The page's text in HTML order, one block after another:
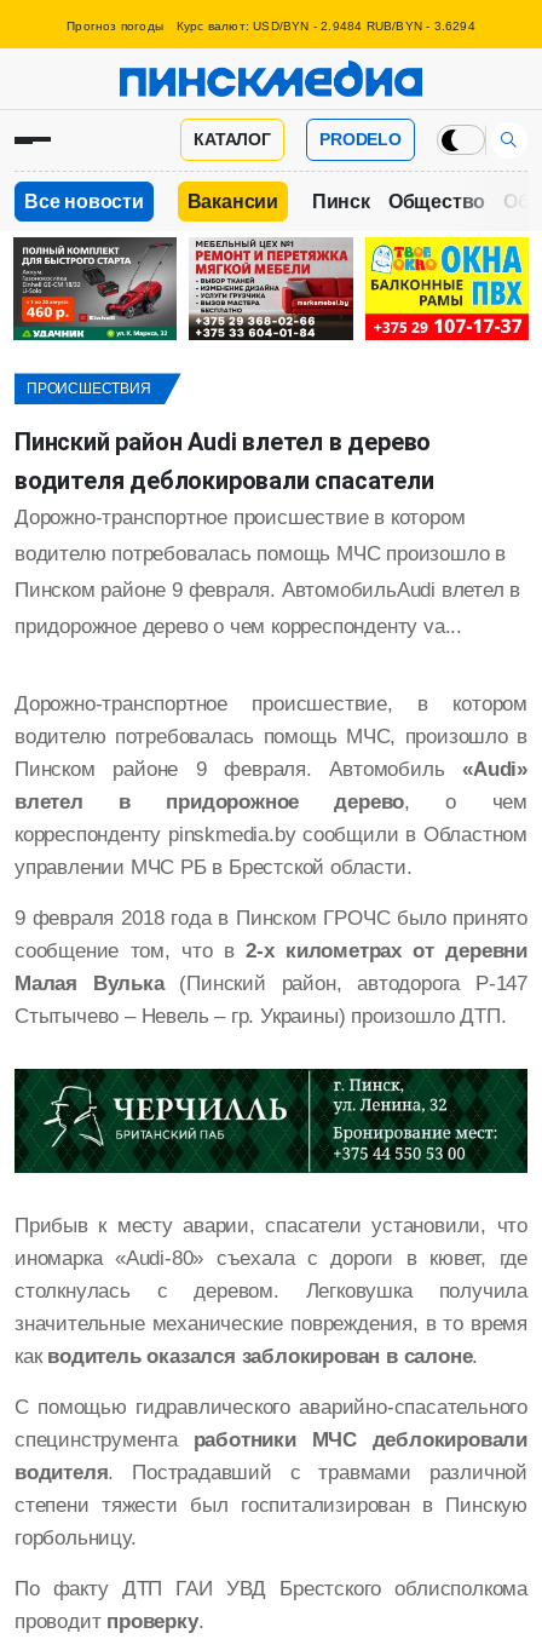
Прогноз погоды Курс валют: USD/BYN - 2.9484 RUB/BYN - 3.6294
КАТАЛОГ PRODELO
Все новости Вакансии Пинск Общество
ПРОИСШЕСТВИЯ
Пинский район Audi влетел в дерево
водителя деблокировали спасатели
Дорожно-транспортное происшествие в котором
водителю потребовалась помощь МЧС произошло в
Пинском районе 9 февраля. АвтомобильAudi влетел в
придорожное дерево о чем корреспонденту va...
Дорожно-транспортное происшествие, в котором
водителю потребовалась помощь МЧС, произошло в
Пинском районе 9 февраля. Автомобиль«Audi»
влетел в придорожное дерево, о чем
корреспонденту pinskmedia.by сообщили в Областном
управлении МЧС РБ в Брестской области.
9 февраля 2018 года в Пинском ГРОЧС было принято
сообщение том, что в2-х километрах от деревни
Малая Вулька(Пинский район, автодорога Р-147
Стытычево – Невель – гр. Украины) произошло ДТП.
Прибыв к месту аварии, спасатели установили, что
иномарка «Audi-80» съехала с дороги в кювет, где
столкнулась с деревом. Легковушка получила
значительные механические повреждения, в то время
как водитель оказался заблокирован в салоне.
С помощью гидравлического аварийно-спасательного
специнструмента работники МЧС деблокировали
водителя. Пострадавший с травмами различной
степени тяжести был госпитализирован в Пинскую
горбольницу.
По факту ДТП ГАИ УВД Брестского облисполкома
проводитпроверку.